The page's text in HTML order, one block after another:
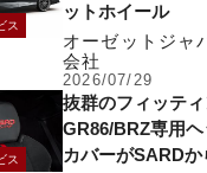
ス
ットホイール
オーゼットジャ
会社
2026/07/29
ス
抜群のフィッティ
GR86/BRZ専用ヘ
カバーがSARDか